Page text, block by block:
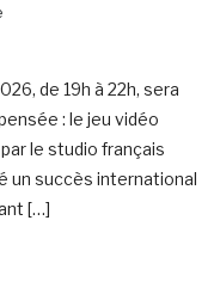
de 19h à 22h, sera
: le jeu vidéo
le studio français
un succès international
[…]